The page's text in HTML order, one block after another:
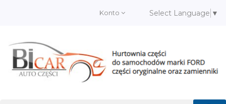
Konto Select Language ▼